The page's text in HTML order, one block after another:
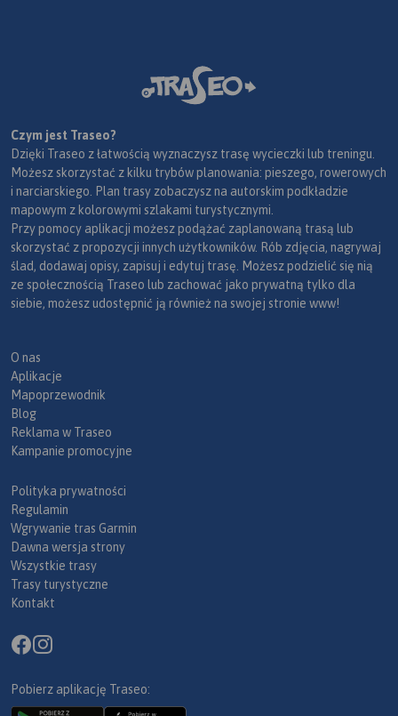
Czym jest Traseo?
Dzięki Traseo z łatwością wyznaczysz trasę wycieczki lub treningu.
Możesz skorzystać z kilku trybów planowania: pieszego, rowerowych
i narciarskiego. Plan trasy zobaczysz na autorskim podkładzie
mapowym z kolorowymi szlakami turystycznymi.
Przy pomocy aplikacji możesz podążać zaplanowaną trasą lub
skorzystać z propozycji innych użytkowników. Rób zdjęcia, nagrywaj
ślad, dodawaj opisy, zapisuj i edytuj trasę. Możesz podzielić się nią
ze społecznością Traseo lub zachować jako prywatną tylko dla
siebie, możesz udostępnić ją również na swojej stronie www!
O nas
Aplikacje
Mapoprzewodnik
Blog
Reklama w Traseo
Kampanie promocyjne
Polityka prywatności
Regulamin
Wgrywanie tras Garmin
Dawna wersja strony
Wszystkie trasy
Trasy turystyczne
Kontakt
Pobierz aplikację Traseo: